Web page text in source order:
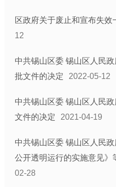
社会救助
应急管理
教育信息
养老服务
农业供给侧改革
涉农补贴
税收优惠
区政府关于废止和宣布失效
12
中共锡山区委 锡山区人民
批文件的决定
2022-05-12
中共锡山区委 锡山区人民
文件的决定
2021-04-19
中共锡山区委 锡山区人民
公开透明运行的实施意见》
02-28